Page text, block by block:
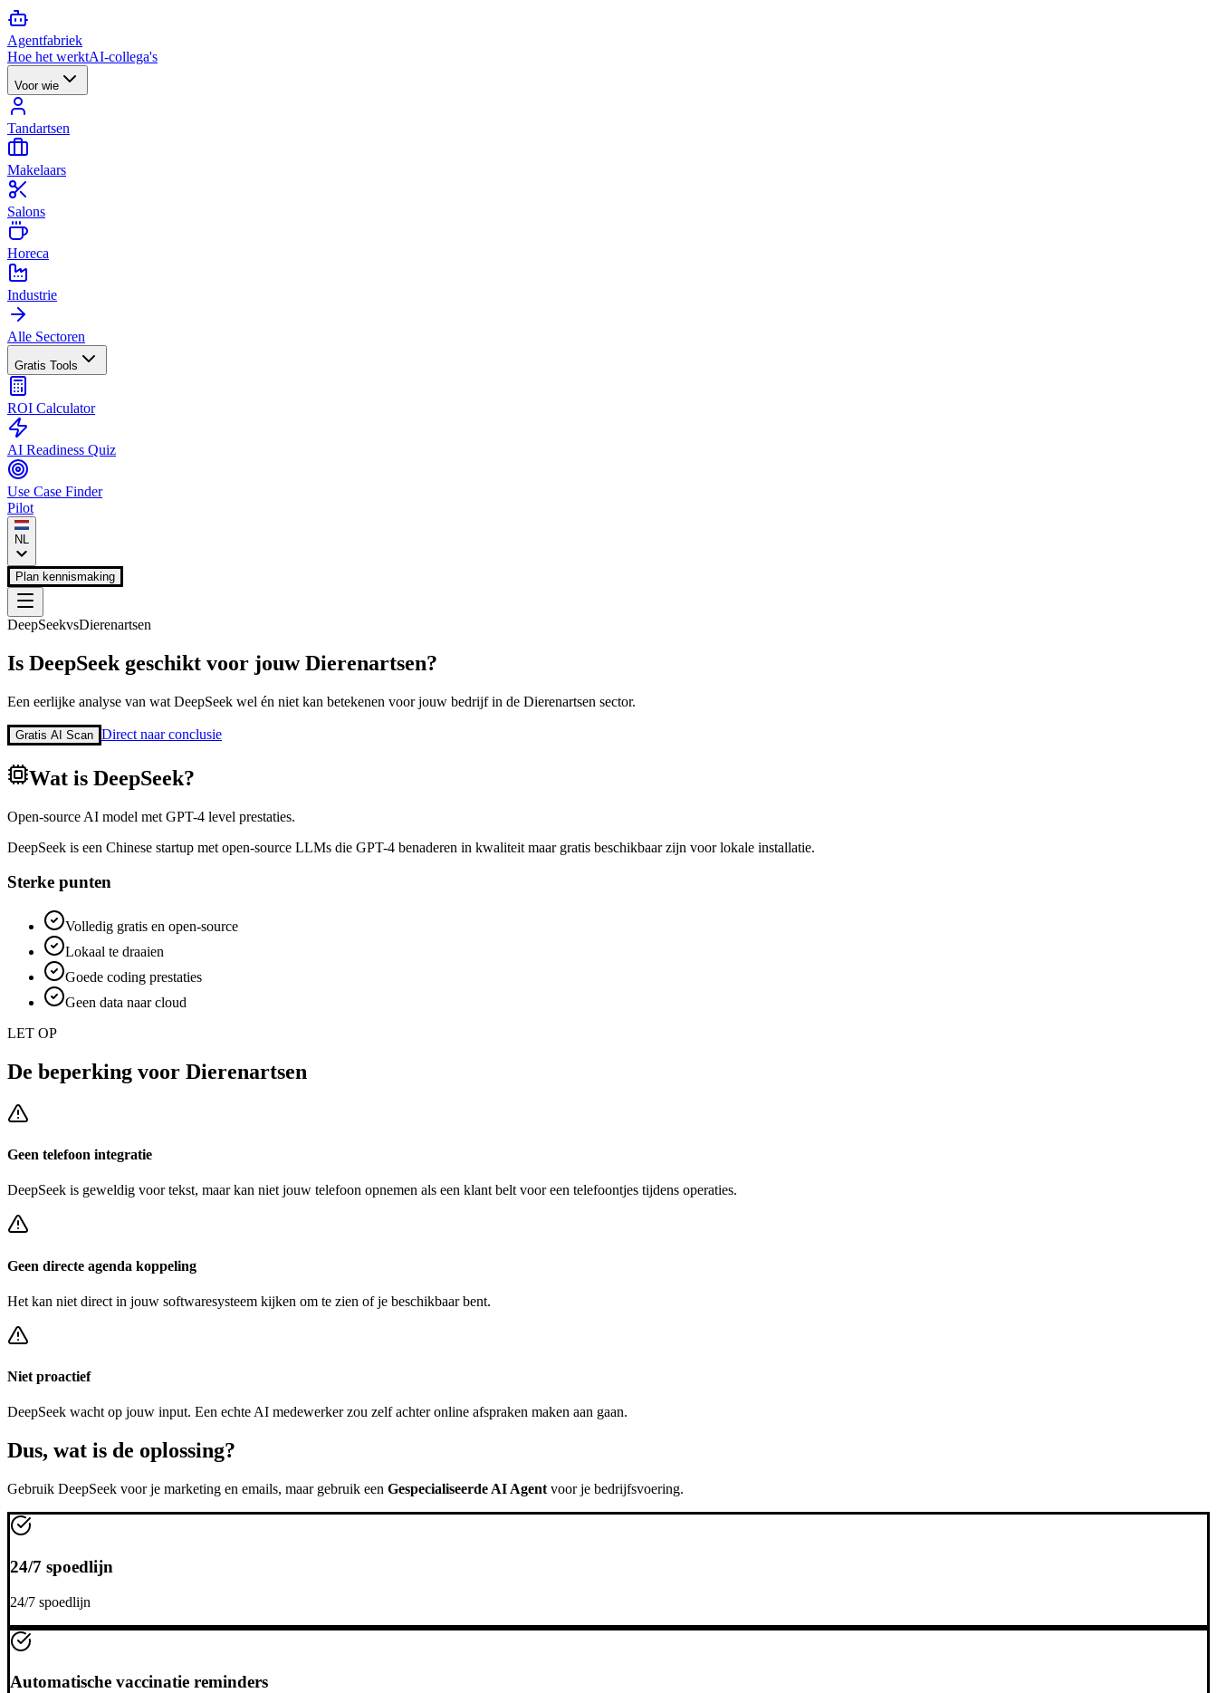
Agentfabriek
Hoe het werktAI-collega's
Voor wie
Tandartsen
Makelaars
Salons
Horeca
Industrie
Alle Sectoren
Gratis Tools
ROI Calculator
AI Readiness Quiz
Use Case Finder
Pilot
NL
Plan kennismaking
DeepSeekvsDierenartsen
Is DeepSeek geschikt voor jouwDierenartsen?
Een eerlijke analyse van wat DeepSeek wel én niet kan betekenen voor jouw bedrijf in de Dierenartsen sector.
Gratis AI Scan Direct naar conclusie
Wat is DeepSeek?
Open-source AI model met GPT-4 level prestaties.
DeepSeek is een Chinese startup met open-source LLMs die GPT-4 benaderen in kwaliteit maar gratis beschikbaar zijn voor lokale installatie.
Sterke punten
Volledig gratis en open-source
Lokaal te draaien
Goede coding prestaties
Geen data naar cloud
LET OP
De beperking voor Dierenartsen
Geen telefoon integratie
DeepSeek is geweldig voor tekst, maar kan niet jouw telefoon opnemen als een klant belt voor een telefoontjes tijdens operaties.
Geen directe agenda koppeling
Het kan niet direct in jouw softwaresysteem kijken om te zien of je beschikbaar bent.
Niet proactief
DeepSeek wacht op jouw input. Een echte AI medewerker zou zelf achteronline afspraken maken aan gaan.
Dus, wat is de oplossing?
Gebruik DeepSeek voor je marketing en emails, maar gebruik een Gespecialiseerde AI Agent voor je bedrijfsvoering.
24/7 spoedlijn
24/7 spoedlijn
Automatische vaccinatie reminders